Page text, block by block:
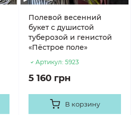
Полевой весенний
букет с душистой
туберозой и генистой
«Пёстрое поле»
Артикул: 5923
5 160 грн
В корзину